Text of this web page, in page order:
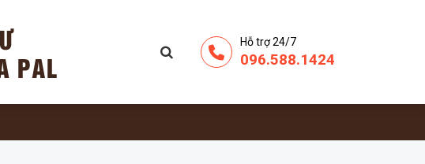
Hỗ trợ 24/7
096.588.1424